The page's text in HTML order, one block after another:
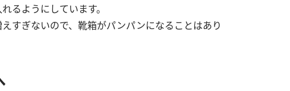
るようにしています。
すぎないので、靴箱がパンパンになることはあり